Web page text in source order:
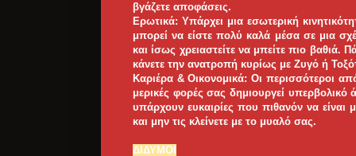
βγάζετε αποφάσεις.
Ερωτικά: Υπάρχει μια εσωτερική
μπορεί να είστε πολύ καλά μέσα σε μια
και ίσως χρειαστείτε να μπείτε πιο
κάνετε την ανατροπή κυρίως με Ζυγό ή
Καριέρα & Οικονομικά: Οι περισσότεροι
μερικές φορές σας δημιουργεί
υπάρχουν ευκαιρίες που πιθανόν να είναι
και μην τις κλείνετε με το μυαλό σας.
ΔΙΔΥΜΟΙ